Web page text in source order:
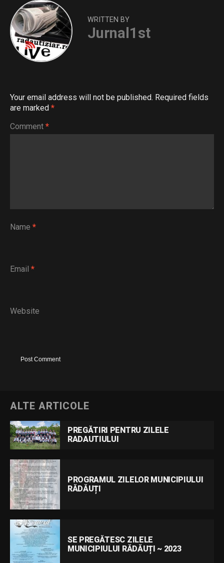
WRITTEN BY
Jurnal1st
Your email address will not be published. Required fields
are marked *
Comment *
Name *
Email *
Website
ALTE ARTICOLE
PREGĂTIRI PENTRU ZILELE
RADAUTIULUI
PROGRAMUL ZILELOR MUNICIPIULUI
RĂDĂUȚI
SE PREGĂTESC ZILELE
MUNICIPIULUI RĂDĂUȚI ~ 2023